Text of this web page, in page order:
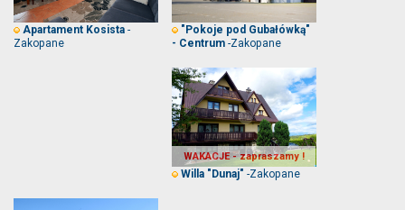
Apartament Kosista -
Zakopane
"Pokoje pod Gubałówką"
- Centrum -Zakopane
WAKACJE - zapraszamy !
Willa "Dunaj" -Zakopane